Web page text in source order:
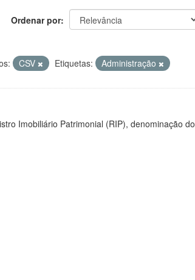
Ordenar por
CSV Etiquetas: Administração
Imobiliário Patrimonial (RIP), denominação do